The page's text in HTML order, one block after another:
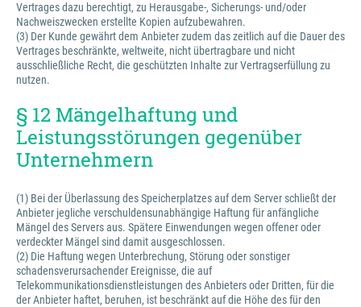
Vertrages dazu berechtigt, zu Herausgabe-, Sicherungs- und/oder
Nachweiszwecken erstellte Kopien aufzubewahren.
(3) Der Kunde gewährt dem Anbieter zudem das zeitlich auf die Dauer des
Vertrages beschränkte, weltweite, nicht übertragbare und nicht
ausschließliche Recht, die geschützten Inhalte zur Vertragserfüllung zu
nutzen.
§ 12 Mängelhaftung und
Leistungsstörungen gegenüber
Unternehmern
(1) Bei der Überlassung des Speicherplatzes auf dem Server schließt der
Anbieter jegliche verschuldensunabhängige Haftung für anfängliche
Mängel des Servers aus. Spätere Einwendungen wegen offener oder
verdeckter Mängel sind damit ausgeschlossen.
(2) Die Haftung wegen Unterbrechung, Störung oder sonstiger
schadensverursachender Ereignisse, die auf
Telekommunikationsdienstleistungen des Anbieters oder Dritten, für die
der Anbieter haftet, beruhen, ist beschränkt auf die Höhe des für den